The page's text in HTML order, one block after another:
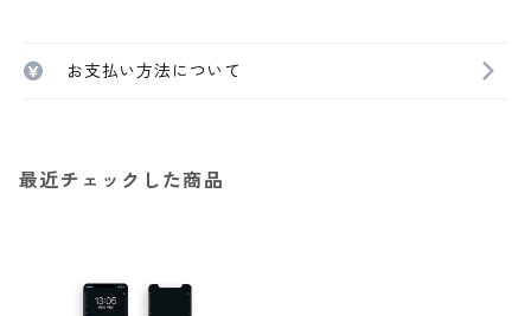
お支払い方法について
最近チェックした商品